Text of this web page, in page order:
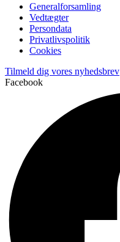
Generalforsamling
Vedtægter
Persondata
Privatlivspolitik
Cookies
Tilmeld dig vores nyhedsbrev
Facebook